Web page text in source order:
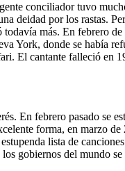
conciliador tuvo
deidad por los rastas.
más. En febrero
York, donde se había
El cantante falleció en
En febrero pasado se
forma, en marzo
lista de
gobiernos del mundo se